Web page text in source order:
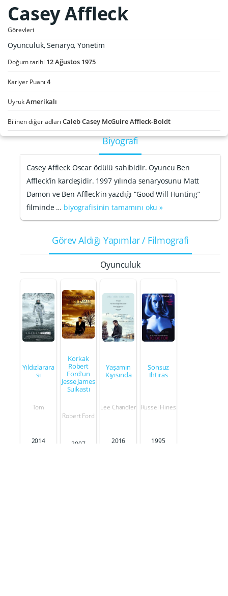
Casey Affleck
Görevleri
Oyunculuk, Senaryo, Yönetim
Doğum tarihi 12Ağustos 1975
Kariyer Puanı 4
UyrukAmerikalı
Bilinen diğer adları Caleb Casey McGuire Affleck-Boldt
Biyografi
Casey Affleck Oscar ödülü sahibidir. Oyuncu Ben
Affleck’in kardeşidir. 1997 yılında senaryosunu Matt
Damon ve Ben Affleck’in yazdığı “Good Will Hunting”
filminde … biyografisinin tamamını oku »
Görev Aldığı Yapımlar / Filmografi
Oyunculuk
Yıldızlarara
sı
Tom
2014
Korkak
Robert
Ford'un
Jesse James
Suikastı
Robert Ford
2007
Yaşamın
Kıyısında
Lee Chandler
2016
Sonsuz
İhtiras
Russel Hines
1995